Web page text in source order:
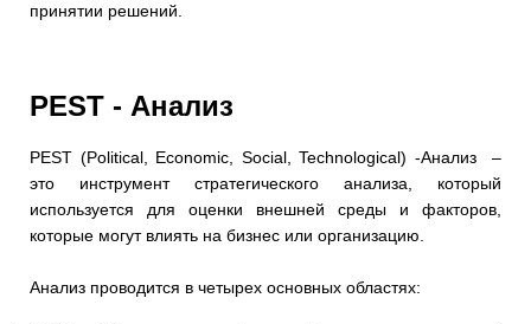
принятии решений.
PEST - Анализ
PEST (Political, Economic, Social, Technological) -Анализ –
это инструмент стратегического анализа, который
используется для оценки внешней среды и факторов,
которые могут влиять на бизнес или организацию.
Анализ проводится в четырех основных областях: